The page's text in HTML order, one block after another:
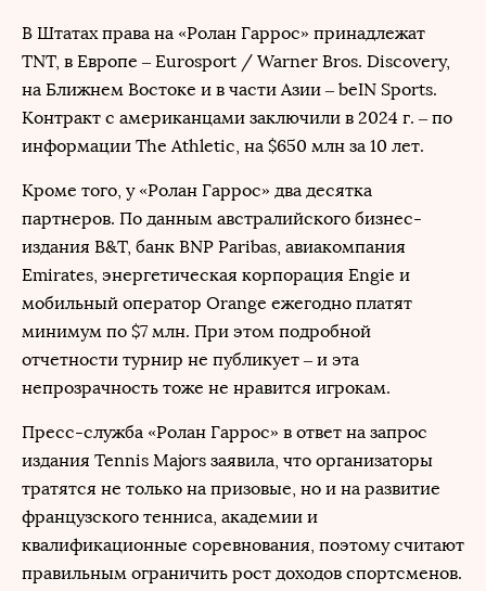
В Штатах права на «Ролан Гаррос» принадлежат
TNT, в Европе – Eurosport / Warner Bros. Discovery,
на Ближнем Востоке и в части Азии – beIN Sports.
Контракт с американцами заключили в 2024 г. – по
информации The Athletic, на $650 млн за 10 лет.
Кроме того, у «Ролан Гаррос» два десятка
партнеров. По данным австралийского бизнес-
издания B&T, банк BNP Paribas, авиакомпания
Emirates, энергетическая корпорация Engie и
мобильный оператор Orange ежегодно платят
минимум по $7 млн. При этом подробной
отчетности турнир не публикует – и эта
непрозрачность тоже не нравится игрокам.
Пресс-служба «Ролан Гаррос» в ответ на запрос
издания Tennis Majors заявила, что организаторы
тратятся не только на призовые, но и на развитие
французского тенниса, академии и
квалификационные соревнования, поэтому считают
правильным ограничить рост доходов спортсменов.